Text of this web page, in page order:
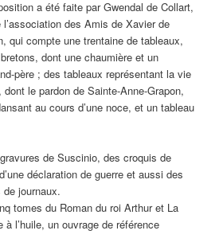
a été faite par Gwendal de Collart,
des Amis de Xavier de
qui compte une trentaine de tableaux,
dont une chaumière et un
père ; des tableaux représentant la vie
le pardon de Sainte-Anne-Grapon,
au cours d’une noce, et un tableau
de Suscinio, des croquis de
déclaration de guerre et aussi des
journaux.
tomes du Roman du roi Arthur et La
l’huile, un ouvrage de référence